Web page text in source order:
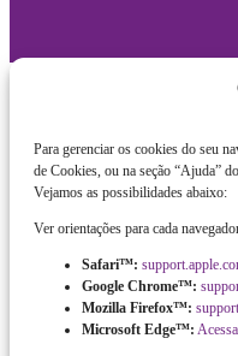
Para gerenciar os cookies do seu
de Cookies, ou na seção “Ajuda”
Vejamos as possibilidades abaixo:
Ver orientações para cada
Safari™:
Google Chrome™:
Mozilla Firefox™:
Microsoft Edge™: